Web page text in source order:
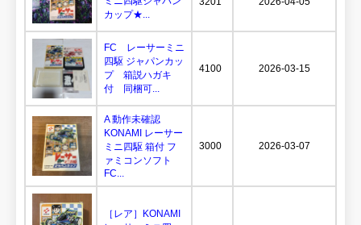
カップ★...
FC レーサーミニ
四駆 ジャパンカッ
プ 箱説ハガキ
付 同梱可...
4100 2026-03-15
A 動作未確認
KONAMI レーサー
ミニ四駆 箱付 フ
ァミコンソフト
FC...
3000 2026-03-07
［レア］KONAMI